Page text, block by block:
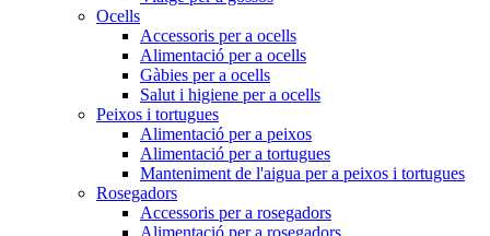
Ocells
Accessoris per a ocells
Alimentació per a ocells
Gàbies per a ocells
Salut i higiene per a ocells
Peixos i tortugues
Alimentació per a peixos
Alimentació per a tortugues
Manteniment de l'aigua per a peixos i tortugues
Rosegadors
Accessoris per a rosegadors
Alimentació per a rosegadors